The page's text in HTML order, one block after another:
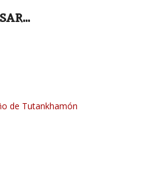
de Tutankhamón